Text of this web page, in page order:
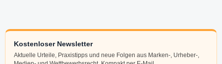
Kostenloser Newsletter
Aktuelle Urteile, Praxistipps und neue Folgen aus Marken-, Urheber-,